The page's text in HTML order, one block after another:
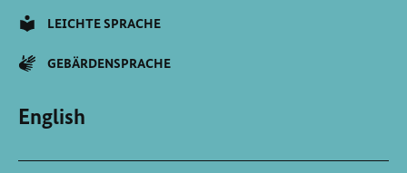
LEICHTE SPRACHE
GEBÄRDENSPRACHE
English